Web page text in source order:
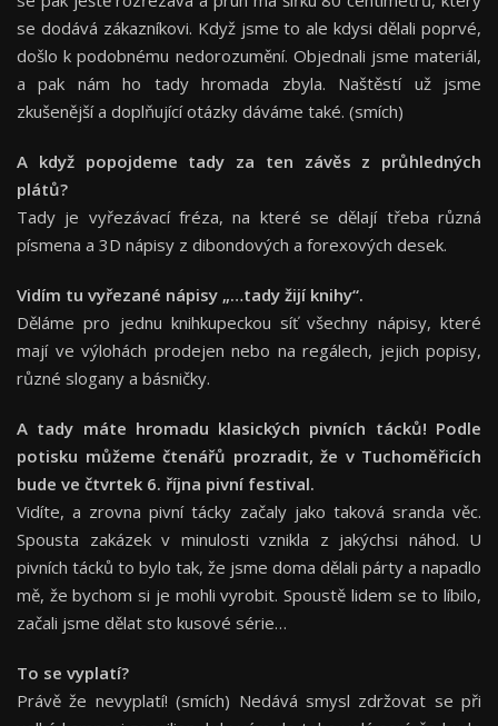
se dodává zákazníkovi. Když jsme to ale kdysi dělali poprvé,
došlo k podobnému nedorozumění. Objednali jsme materiál,
a pak nám ho tady hromada zbyla. Naštěstí už jsme
zkušenější a doplňující otázky dáváme také. (smích)
A když popojdeme tady za ten závěs z průhledných
plátů?
Tady je vyřezávací fréza, na které se dělají třeba různá
písmena a 3D nápisy z dibondových a forexových desek.
Vidím tu vyřezané nápisy „…tady žijí knihy“.
Děláme pro jednu knihkupeckou síť všechny nápisy, které
mají ve výlohách prodejen nebo na regálech, jejich popisy,
různé slogany a básničky.
A tady máte hromadu klasických pivních tácků! Podle
potisku můžeme čtenářů prozradit, že v Tuchoměřicích
bude ve čtvrtek 6. října pivní festival.
Vidíte, a zrovna pivní tácky začaly jako taková sranda věc.
Spousta zakázek v minulosti vznikla z jakýchsi náhod. U
pivních tácků to bylo tak, že jsme doma dělali párty a napadlo
mě, že bychom si je mohli vyrobit. Spoustě lidem se to líbilo,
začali jsme dělat sto kusové série…
To se vyplatí?
Právě že nevyplatí! (smích) Nedává smysl zdržovat se při